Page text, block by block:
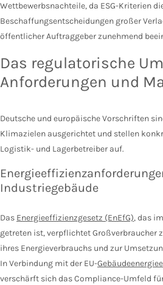
Wettbewerbsnachteile, da ESG-Kriterien
Beschaffungsentscheidungen großer
öffentlicher Auftraggeber zunehmend
Das regulatorische
Anforderungen und
Deutsche und europäische Vorschriften
Klimazielen ausgerichtet und stellen
Logistik- und Lagerbetreiber auf.
Industriegebäude
Das Energieeffizienzgesetz (EnEfG), das
getreten ist, verpflichtet Großverbraucher
ihres Energieverbrauchs und zur
In Verbindung mit der EU-
verschärft sich das Compliance-Umfeld